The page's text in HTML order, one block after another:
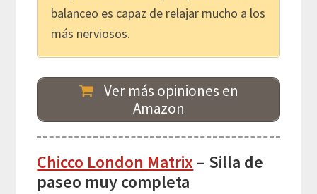
balanceo es capaz de relajar mucho a los
más nerviosos.
Ver más opiniones en
Amazon
Chicco London Matrix – Silla de
paseo muy completa